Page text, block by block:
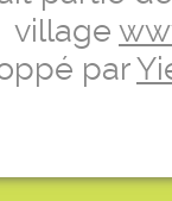
village
par